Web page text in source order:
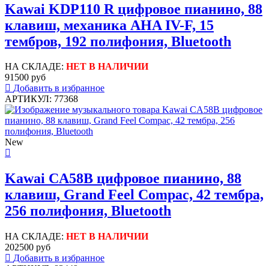
Kawai KDP110 R цифровое пианино, 88
клавиш, механика AHA IV-F, 15
тембров, 192 полифония, Bluetooth
НА СКЛАДЕ: НЕТ В НАЛИЧИИ
91500 руб
Добавить в избранное
АРТИКУЛ: 77368
New
Kawai CA58B цифровое пианино, 88
клавиш, Grand Feel Compac, 42 тембра,
256 полифония, Bluetooth
НА СКЛАДЕ: НЕТ В НАЛИЧИИ
202500 руб
Добавить в избранное